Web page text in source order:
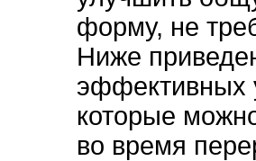
форму, не
Ниже
эффективных
которые
во время